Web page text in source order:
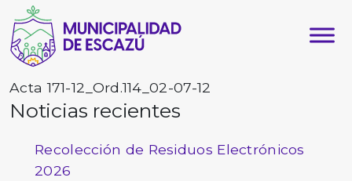
Acta 171-12_Ord.114_02-07-12
Noticias recientes
Recolección de Residuos Electrónicos
2026